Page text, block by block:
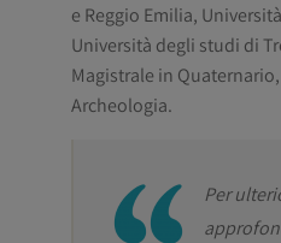
e Reggio Emilia,
Università degli studi di
Magistrale in
Archeologia.
Per